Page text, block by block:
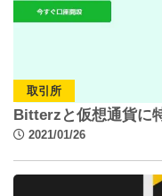
取引所
Bitterzと仮想通貨に
2021/01/26